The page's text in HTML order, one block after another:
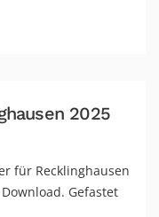
2025
für Recklinghausen
Gefastet